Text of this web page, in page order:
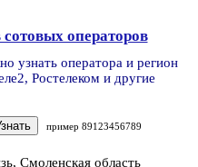
операторов
узнать оператора и регион
Ростелеком и другие
пример 89123456789
Смоленская область